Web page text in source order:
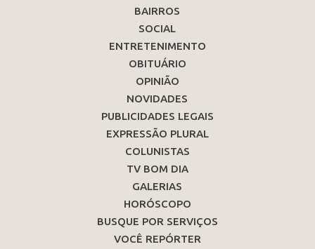
BAIRROS
SOCIAL
ENTRETENIMENTO
OBITUÁRIO
OPINIÃO
NOVIDADES
PUBLICIDADES LEGAIS
EXPRESSÃO PLURAL
COLUNISTAS
TV BOM DIA
GALERIAS
HORÓSCOPO
BUSQUE POR SERVIÇOS
VOCÊ REPÓRTER